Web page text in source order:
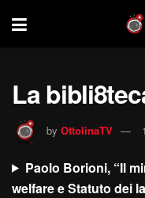
La
by OttolinaTV
Paolo Borioni, “Il
welfare e Statuto dei